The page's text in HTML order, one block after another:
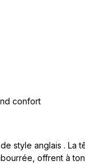
confort
style anglais . La
offrent à